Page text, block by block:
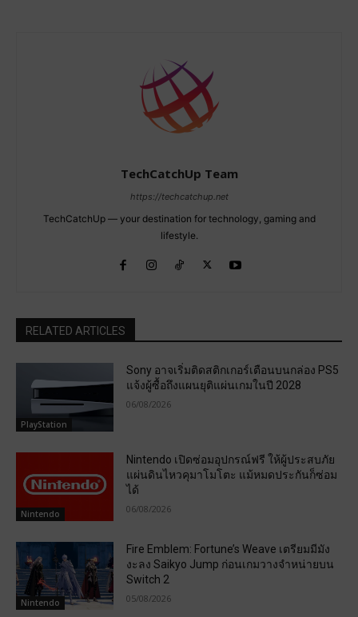
TechCatchUp Team
https://techcatchup.net
TechCatchUp — your destination for technology, gaming and
lifestyle.
RELATED ARTICLES
PlayStation
Sony อาจเริ่มติดสติกเกอร์เตือนบนกล่อง PS5
แจ้งผู้ซื้อถึงแผนยุติแผ่นเกมในปี 2028
06/08/2026
Nintendo
Nintendo เปิดซ่อมอุปกรณ์ฟรี ให้ผู้ประสบภัย
แผ่นดินไหวคุมาโมโตะ แม้หมดประกันก็ซ่อม
ได้
06/08/2026
Nintendo
Fire Emblem: Fortune’s Weave เตรียมมีมัง
งะลง Saikyo Jump ก่อนเกมวางจำหน่ายบน
Switch 2
05/08/2026